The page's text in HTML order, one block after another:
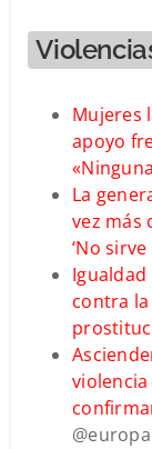
Mujeres
apoyo
La
vez más
‘No
contra